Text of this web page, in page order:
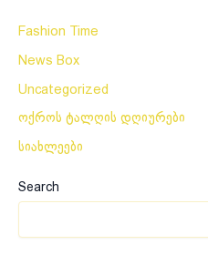
Fashion Time
News Box
Uncategorized
ოქროს ტალღის დღიურები
სიახლეები
Search